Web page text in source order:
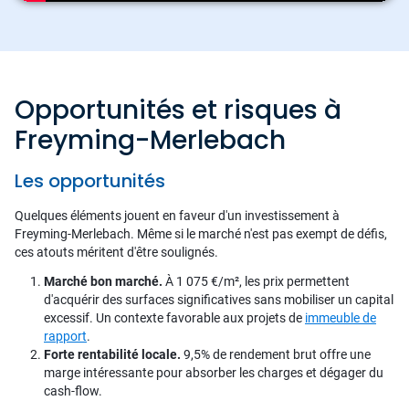
Opportunités et risques à
Freyming-Merlebach
Les opportunités
Quelques éléments jouent en faveur d'un investissement à
Freyming-Merlebach. Même si le marché n'est pas exempt de défis,
ces atouts méritent d'être soulignés.
Marché bon marché. À 1 075 €/m², les prix permettent
d'acquérir des surfaces significatives sans mobiliser un capital
excessif. Un contexte favorable aux projets de immeuble de
rapport.
Forte rentabilité locale. 9,5% de rendement brut offre une
marge intéressante pour absorber les charges et dégager du
cash-flow.